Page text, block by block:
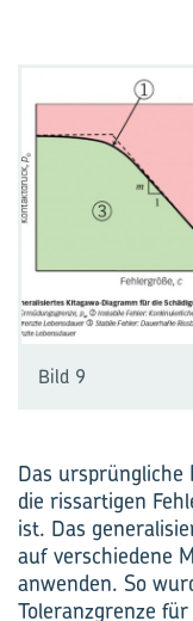
Bild 9
Das
die riss­artigen
ist. Das
auf verschiedene
anwenden. So
Toleranz­grenze